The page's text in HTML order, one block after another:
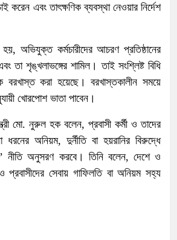
করেন এবং তাৎক্ষণিক ব্যবস্থা নেওয়ার নির্দেশ
হয়, অভিযুক্ত কর্মচারীদের আচরণ প্রতিষ্ঠানের
তা শৃঙ্খলাভঙ্গের শামিল। তাই সংশ্লিষ্ট বিধি
বরখাস্ত করা হয়েছে। বরখাস্তকালীন সময়ে
খোরপোশ ভাতা পাবেন।
মো. নুরুল হক বলেন, প্রবাসী কর্মী ও তাদের
ধরনের অনিয়ম, দুর্নীতি বা হয়রানির বিরুদ্ধে
নীতি অনুসরণ করবে। তিনি বলেন, দেশে ও
প্রবাসীদের সেবায় গাফিলতি বা অনিয়ম সহ্য